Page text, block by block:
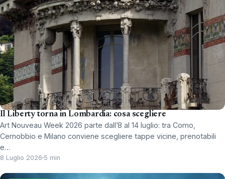
Il Liberty torna in Lombardia: cosa scegliere
Art Nouveau Week 2026 parte dall’8 al 14 luglio: tra Como,
Cernobbio e Milano conviene scegliere tappe vicine, prenotabili
e…
8 Luglio 2026 5 min